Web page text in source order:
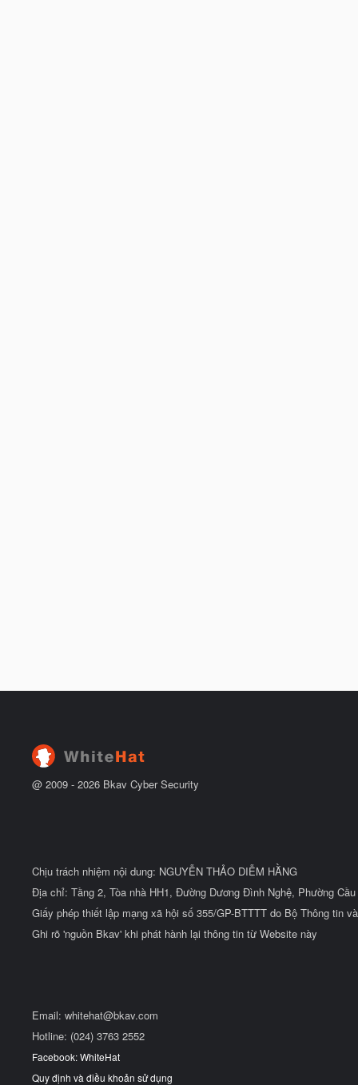
@ 2009 - 2026 Bkav Cyber Security
Chịu trách nhiệm nội dung: NGUYỄN THẢO DIỄM HẰNG
Địa chỉ: Tầng 2, Tòa nhà HH1, Đường Dương Đình Nghệ, Phường
Giấy phép thiết lập mạng xã hội số 355/GP-BTTTT do Bộ Thông tin
Ghi rõ 'nguồn Bkav' khi phát hành lại thông tin từ Website này
Email: whitehat@bkav.com
Hotline: (024) 3763 2552
Facebook: WhiteHat
Quy định và điều khoản sử dụng